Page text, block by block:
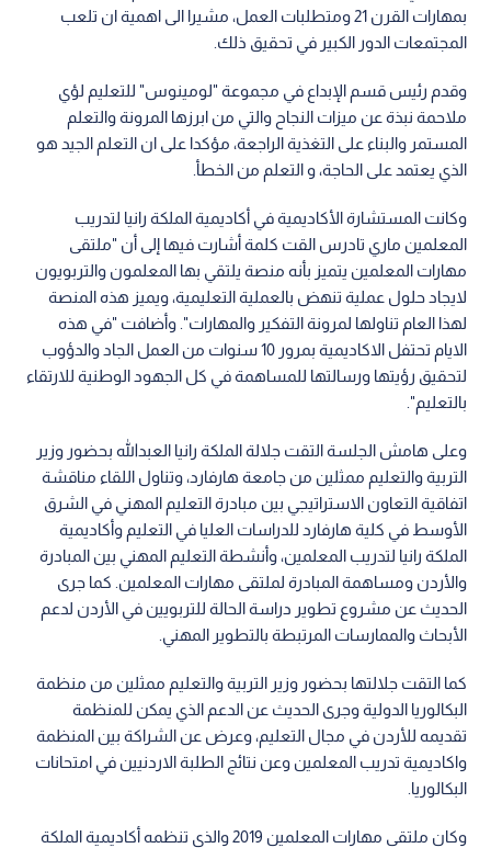
بمهارات القرن 21 ومتطلبات العمل، مشيرا الى اهمية ان تلعب
المجتمعات الدور الكبير في تحقيق ذلك.
وقدم رئيس قسم الإبداع في مجموعة "لومينوس" للتعليم لؤي
ملاحمة نبذة عن ميزات النجاح والتي من ابرزها المرونة والتعلم
المستمر والبناء على التغذية الراجعة، مؤكدا على ان التعلم الجيد هو
الذي يعتمد على الحاجة، و التعلم من الخطأ.
وكانت المستشارة الأكاديمية في أكاديمية الملكة رانيا لتدريب
المعلمين ماري تادرس القت كلمة أشارت فيها إلى أن "ملتقى
مهارات المعلمين يتميز بأنه منصة يلتقي بها المعلمون والتربويون
لايجاد حلول عملية تنهض بالعملية التعليمية، ويميز هذه المنصة
لهذا العام تناولها لمرونة التفكير والمهارات". وأضافت "في هذه
الايام تحتفل الاكاديمية بمرور 10 سنوات من العمل الجاد والدؤوب
لتحقيق رؤيتها ورسالتها للمساهمة في كل الجهود الوطنية للارتقاء
بالتعليم".
وعلى هامش الجلسة التقت جلالة الملكة رانيا العبدالله بحضور وزير
التربية والتعليم ممثلين من جامعة هارفارد، وتناول اللقاء مناقشة
اتفاقية التعاون الاستراتيجي بين مبادرة التعليم المهني في الشرق
الأوسط في كلية هارفارد للدراسات العليا في التعليم وأكاديمية
الملكة رانيا لتدريب المعلمين، وأنشطة التعليم المهني بين المبادرة
والأردن ومساهمة المبادرة لملتقى مهارات المعلمين. كما جرى
الحديث عن مشروع تطوير دراسة الحالة للتربويين في الأردن لدعم
الأبحاث والممارسات المرتبطة بالتطوير المهني.
كما التقت جلالتها بحضور وزير التربية والتعليم ممثلين من منظمة
البكالوريا الدولية وجرى الحديث عن الدعم الذي يمكن للمنظمة
تقديمه للأردن في مجال التعليم، وعرض عن الشراكة بين المنظمة
واكاديمية تدريب المعلمين وعن نتائج الطلبة الاردنيين في امتحانات
البكالوريا.
وكان ملتقى مهارات المعلمين 2019 والذي تنظمه أكاديمية الملكة